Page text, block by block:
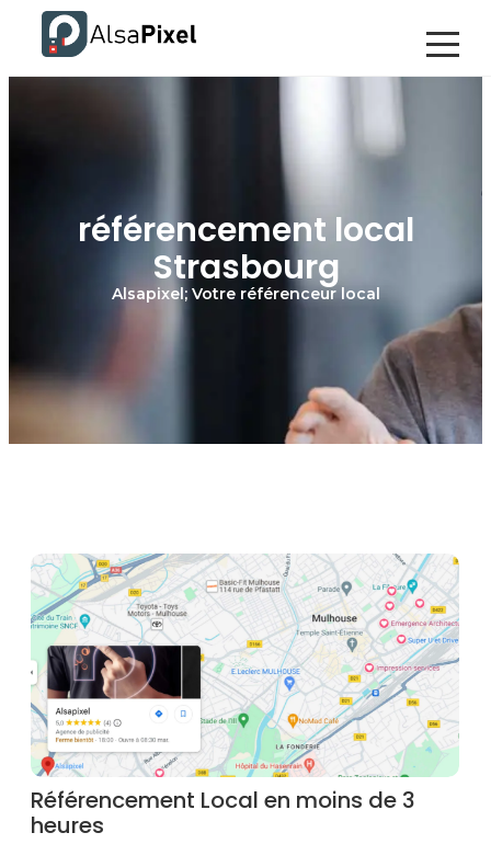
référencement local
Strasbourg
Alsapixel; Votre référenceur local
Référencement Local en moins de 3
heures